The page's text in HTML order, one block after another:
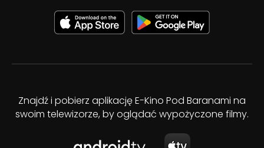
Znajdź i pobierz aplikację E-Kino Pod Baranami na
swoim telewizorze, by oglądać wypożyczone filmy.